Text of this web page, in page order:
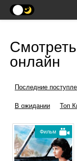
онлайн
Последние
В ожидании Топ
Фильм